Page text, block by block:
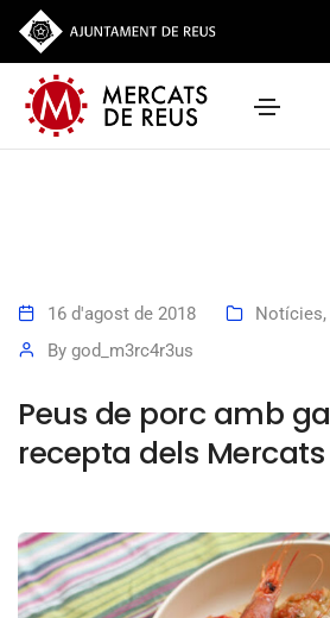
16 d'agost de 2018 Notícies,
By god_m3rc4r3us
Peus de porc amb
recepta dels Mercats